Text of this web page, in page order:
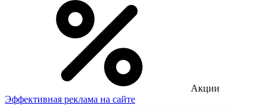
Акции
Эффективная реклама на сайте